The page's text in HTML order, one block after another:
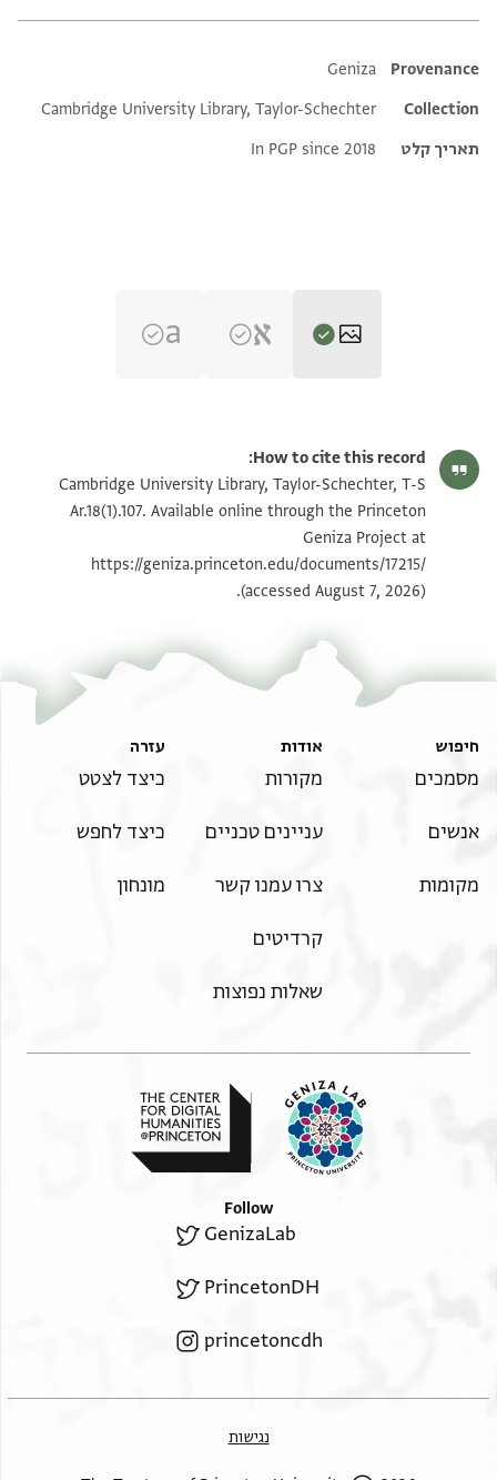
Additional metadata
Provenance
Geniza
Collection
Cambridge University Library, Taylor-Schechter
תאריך קלט
In PGP since 2018
T-S Ar.18(1).107 1v הגדל וסובב
T-S Ar.18(1).107 2r
T-S Ar.18(1).107 2v הגדל וסובב
תנאי היתר שימוש בתצלום
How to cite this record:
Cambridge University Library, Taylor-Schechter, T-S
Ar.18(1).107. Available online through the Princeton
Geniza Project at
https://geniza.princeton.edu/documents/17215/
(accessed August 7, 2026).
חיפוש
מסמכים
אנשים
מקומות
אודות
מקורות
עניינים טכניים
צרו עמנו קשר
קרדיטים
שאלות נפוצות
עזרה
כיצד לצטט
כיצד לחפש
מונחון
Follow
GenizaLab
PrincetonDH
princetoncdh
נגישות